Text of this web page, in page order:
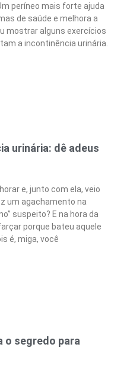
períneo mais forte ajuda
de saúde e melhora a
mostrar alguns exercícios
a incontinência urinária.
urinária: dê adeus
e, junto com ela, veio
um agachamento na
suspeito? E na hora da
porque bateu aquele
é, miga, você
o segredo para